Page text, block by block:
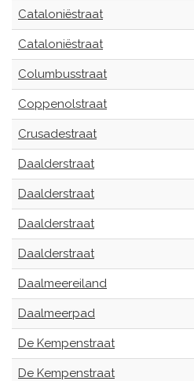
Cataloniëstraat
Cataloniëstraat
Columbusstraat
Coppenolstraat
Crusadestraat
Daalderstraat
Daalderstraat
Daalderstraat
Daalderstraat
Daalmeereiland
Daalmeerpad
De Kempenstraat
De Kempenstraat